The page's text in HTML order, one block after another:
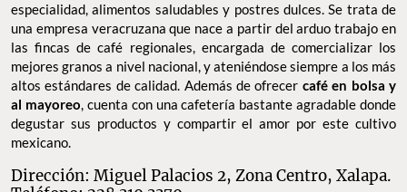
especialidad, alimentos saludables y postres dulces. Se trata de
una empresa veracruzana que nace a partir del arduo trabajo en
las fincas de café regionales, encargada de comercializar los
mejores granos a nivel nacional, y ateniéndose siempre a los más
altos estándares de calidad. Además de ofrecer café en bolsa y
al mayoreo, cuenta con una cafetería bastante agradable donde
degustar sus productos y compartir el amor por este cultivo
mexicano.
Dirección: Miguel Palacios 2, Zona Centro, Xalapa.